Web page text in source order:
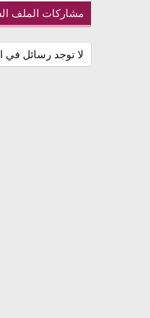
مشاركات الملف
لا توجد رسائل في